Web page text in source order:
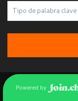
Copyright 2026 |
Powered by